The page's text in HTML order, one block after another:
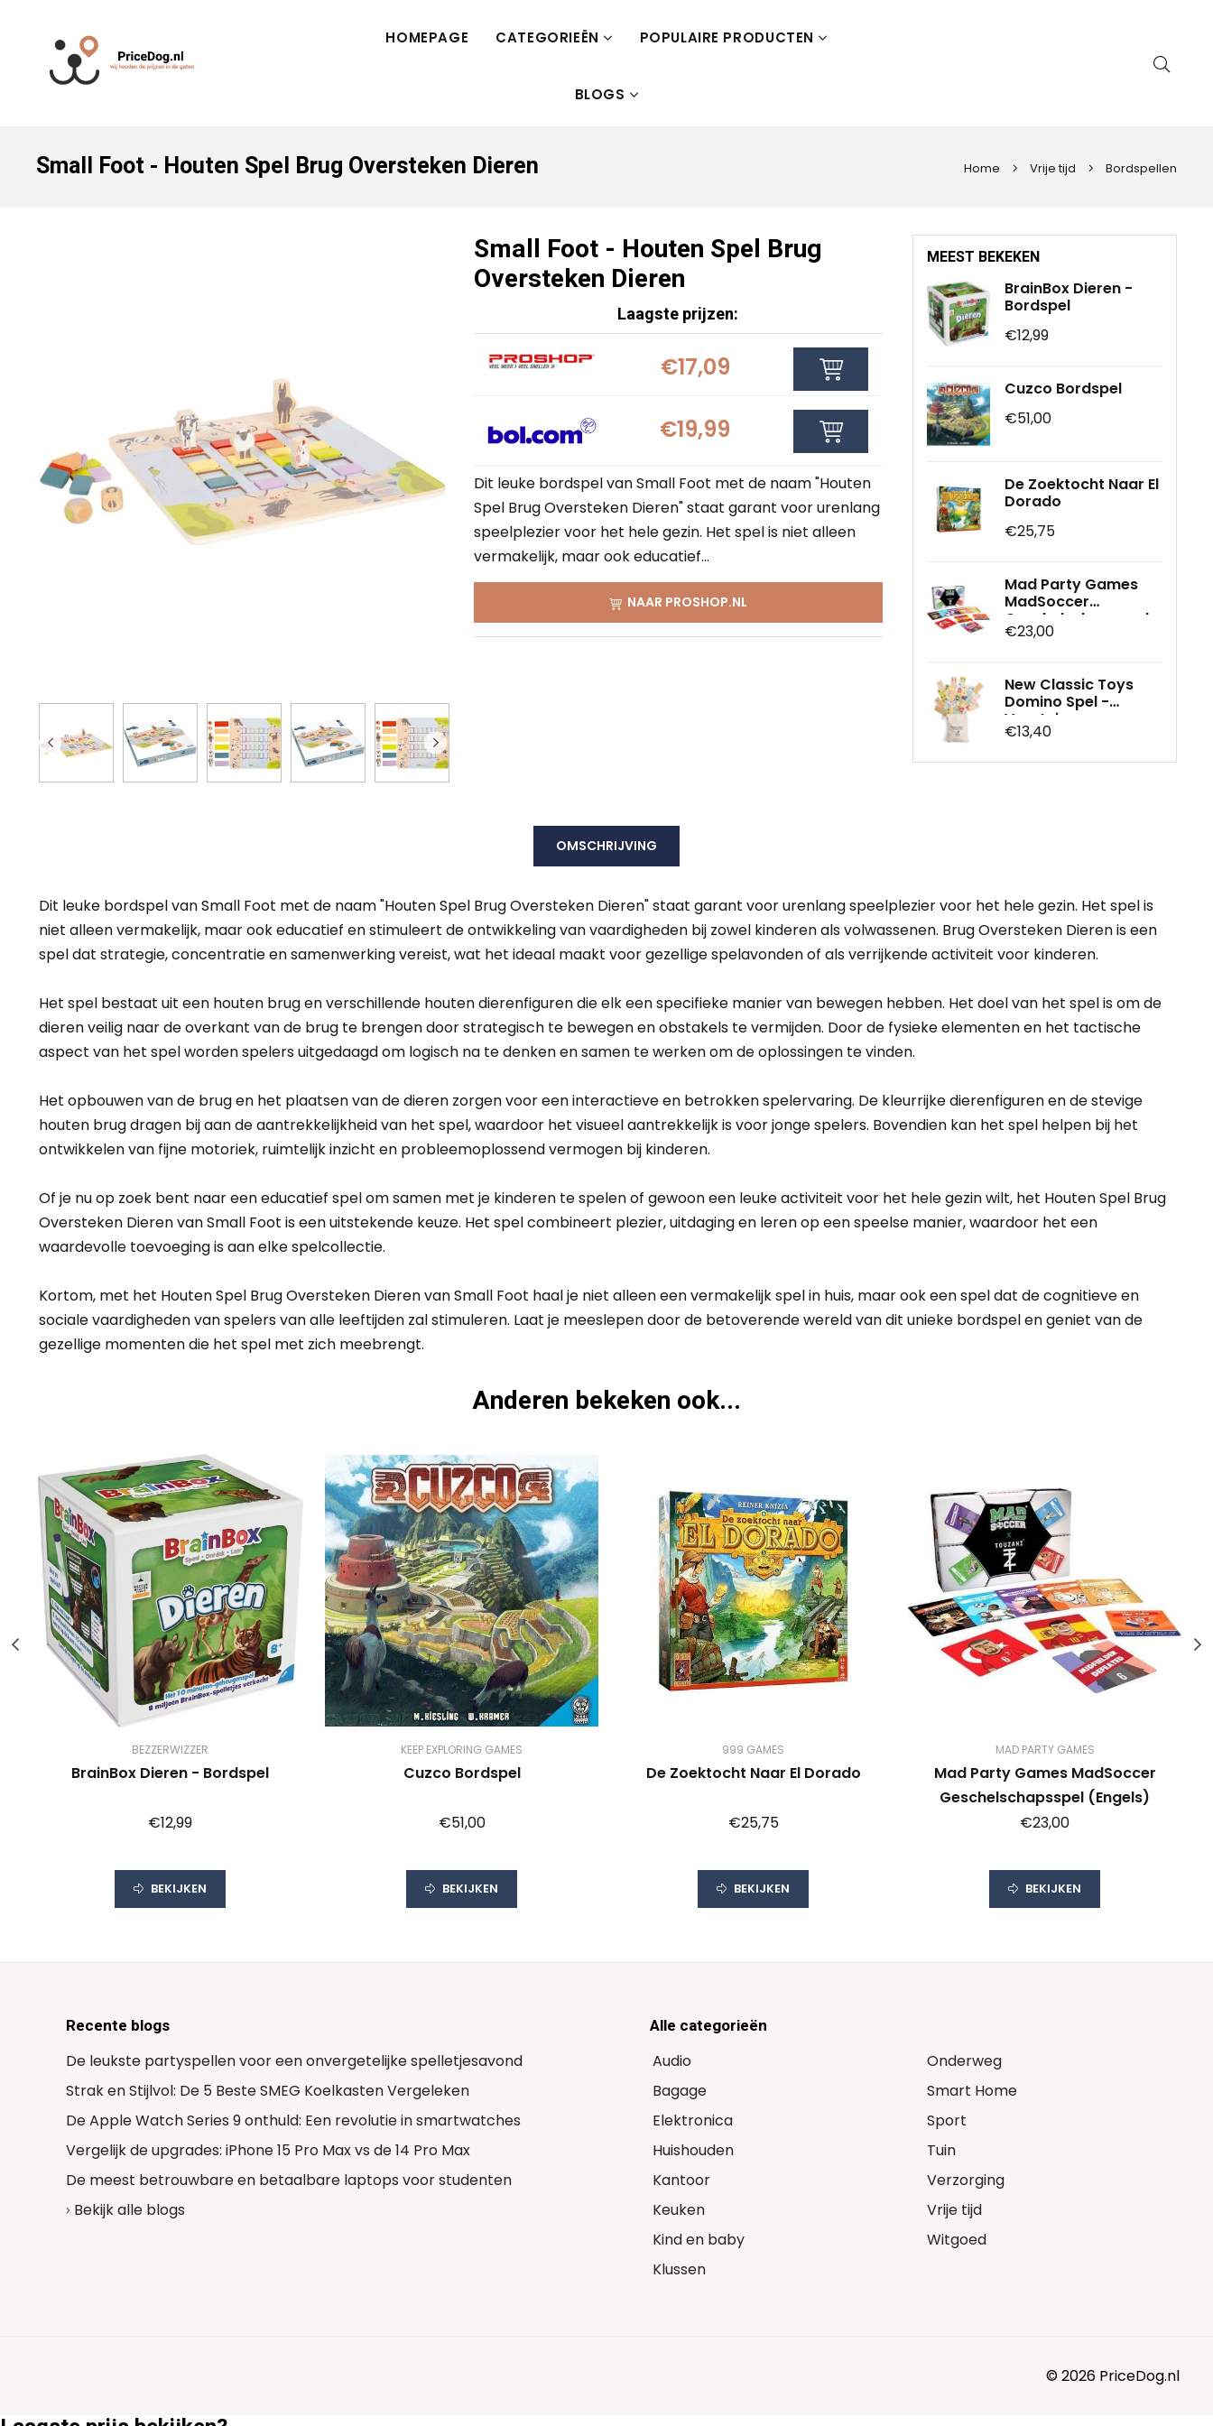
HOMEPAGE CATEGORIEËN POPULAIRE PRODUCTEN
BLOGS
Small Foot - Houten Spel Brug Oversteken Dieren Home Vrije tijd Bordspellen
Small Foot - Houten Spel Brug
Oversteken Dieren
Laagste prijzen:
€17,09
€19,99
Dit leuke bordspel van Small Foot met de naam "Houten
Spel Brug Oversteken Dieren" staat garant voor urenlang
speelplezier voor het hele gezin. Het spel is niet alleen
vermakelijk, maar ook educatief...
NAAR PROSHOP.NL
MEEST BEKEKEN
BrainBox Dieren -
Bordspel
€12,99
Cuzco Bordspel
€51,00
De Zoektocht Naar El
Dorado
€25,75
Mad Party Games
MadSoccer
Geschelschapsspel
(Engels)
€23,00
New Classic Toys
Domino Spel -
Voertuigen -
Inclusief Handige
€13,40
OMSCHRIJVING
Dit leuke bordspel van Small Foot met de naam "Houten Spel Brug Oversteken Dieren" staat garant voor urenlang speelplezier voor het hele gezin. Het spel is
niet alleen vermakelijk, maar ook educatief en stimuleert de ontwikkeling van vaardigheden bij zowel kinderen als volwassenen. Brug Oversteken Dieren is een
spel dat strategie, concentratie en samenwerking vereist, wat het ideaal maakt voor gezellige spelavonden of als verrijkende activiteit voor kinderen.
Het spel bestaat uit een houten brug en verschillende houten dierenfiguren die elk een specifieke manier van bewegen hebben. Het doel van het spel is om de
dieren veilig naar de overkant van de brug te brengen door strategisch te bewegen en obstakels te vermijden. Door de fysieke elementen en het tactische
aspect van het spel worden spelers uitgedaagd om logisch na te denken en samen te werken om de oplossingen te vinden.
Het opbouwen van de brug en het plaatsen van de dieren zorgen voor een interactieve en betrokken spelervaring. De kleurrijke dierenfiguren en de stevige
houten brug dragen bij aan de aantrekkelijkheid van het spel, waardoor het visueel aantrekkelijk is voor jonge spelers. Bovendien kan het spel helpen bij het
ontwikkelen van fijne motoriek, ruimtelijk inzicht en probleemoplossend vermogen bij kinderen.
Of je nu op zoek bent naar een educatief spel om samen met je kinderen te spelen of gewoon een leuke activiteit voor het hele gezin wilt, het Houten Spel Brug
Oversteken Dieren van Small Foot is een uitstekende keuze. Het spel combineert plezier, uitdaging en leren op een speelse manier, waardoor het een
waardevolle toevoeging is aan elke spelcollectie.
Kortom, met het Houten Spel Brug Oversteken Dieren van Small Foot haal je niet alleen een vermakelijk spel in huis, maar ook een spel dat de cognitieve en
sociale vaardigheden van spelers van alle leeftijden zal stimuleren. Laat je meeslepen door de betoverende wereld van dit unieke bordspel en geniet van de
gezellige momenten die het spel met zich meebrengt.
Anderen bekeken ook...
BEZZERWIZZER
BrainBox Dieren - Bordspel
€12,99
BEKIJKEN
KEEP EXPLORING GAMES
Cuzco Bordspel
€51,00
BEKIJKEN
999 GAMES
De Zoektocht Naar El Dorado
€25,75
BEKIJKEN
MAD PARTY GAMES
Mad Party Games MadSoccer
Geschelschapsspel (Engels)
€23,00
BEKIJKEN
Recente blogs
De leukste partyspellen voor een onvergetelijke spelletjesavond
Strak en Stijlvol: De 5 Beste SMEG Koelkasten Vergeleken
De Apple Watch Series 9 onthuld: Een revolutie in smartwatches
Vergelijk de upgrades: iPhone 15 Pro Max vs de 14 Pro Max
De meest betrouwbare en betaalbare laptops voor studenten
Bekijk alle blogs
Alle categorieën
Audio
Bagage
Elektronica
Huishouden
Kantoor
Keuken
Kind en baby
Klussen
Onderweg
Smart Home
Sport
Tuin
Verzorging
Vrije tijd
Witgoed
© 2026 PriceDog.nl